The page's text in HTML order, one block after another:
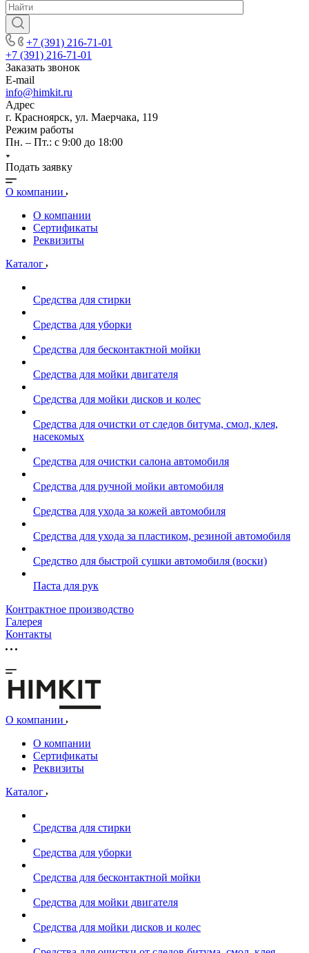
+7 (391) 216-71-01
+7 (391) 216-71-01
Заказать звонок
E-mail
info@himkit.ru
Адрес
г. Красноярск, ул. Маерчака, 119
Режим работы
Пн. – Пт.: с 9:00 до 18:00
Подать заявку
О компании
О компании
Сертификаты
Реквизиты
Каталог
Средства для стирки
Средства для уборки
Средства для бесконтактной мойки
Средства для мойки двигателя
Средства для мойки дисков и колес
Средства для очистки от следов битума, смол, клея,
насекомых
Средства для очистки салона автомобиля
Средства для ручной мойки автомобиля
Средства для ухода за кожей автомобиля
Средства для ухода за пластиком, резиной автомобиля
Средство для быстрой сушки автомобиля (воски)
Паста для рук
Контрактное производство
Галерея
Контакты
О компании
О компании
Сертификаты
Реквизиты
Каталог
Средства для стирки
Средства для уборки
Средства для бесконтактной мойки
Средства для мойки двигателя
Средства для мойки дисков и колес